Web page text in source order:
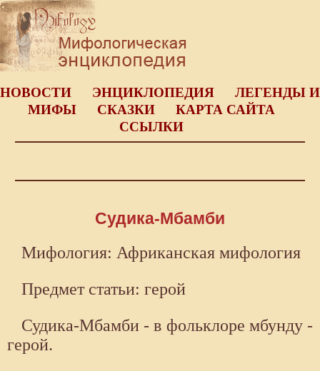
НОВОСТИ ЭНЦИКЛОПЕДИЯ
ЛЕГЕНДЫ И
МИФЫ
СКАЗКИ
КАРТА САЙТА
ССЫЛКИ
Судика-Мбамби
Мифология: Африканская мифология
Предмет статьи: герой
Судика-Мбамби - в фольклоре мбунду -
герой.